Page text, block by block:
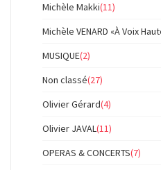
Michèle Makki(11)
Michèle VENARD «À Voix
MUSIQUE(2)
Non classé(27)
Olivier Gérard(4)
Olivier JAVAL(11)
OPERAS & CONCERTS(7)